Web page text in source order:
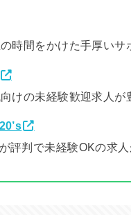
時間をかけた手厚いサ
けの未経験歓迎求人が
評判で未経験OKの求人